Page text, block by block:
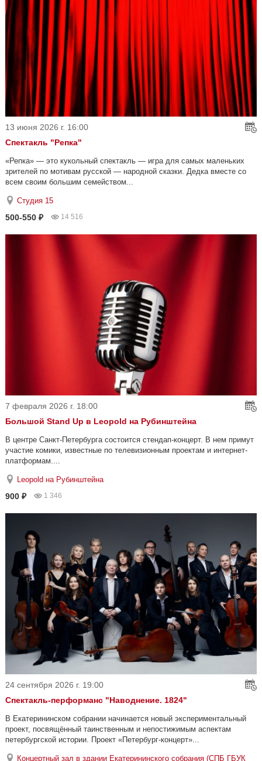
13 июня 2026 г. 16:00
Спектакль "Репка"
«Репка» — это кукольный спектакль — игра для самых маленьких
зрителей по мотивам русской — народной сказки. Дедка вместе со
всем своим большим семейством...
Студия 15
500-550 ₽ 14 516
7 февраля 2026 г. 18:00
Большой Stand Up в Leopold на Рубинштейна
В центре Санкт-Петербурга состоится стендап-концерт. В нем примут
участие комики, известные по телевизионным проектам и интернет-
платформам....
Leopold на Рубинштейна
900 ₽ 1 346
24 сентября 2026 г. 19:00
Спектакль-перформанс "Наводнение. 1824"
В Екатерининском собрании начинается новый экспериментальный
проект, посвящённый таинственным и непостижимым аспектам
петербургской истории. Проект «Петербург-концерт»...
Концертный зал в здании Екатерининского собрания (СПБ ГБУК